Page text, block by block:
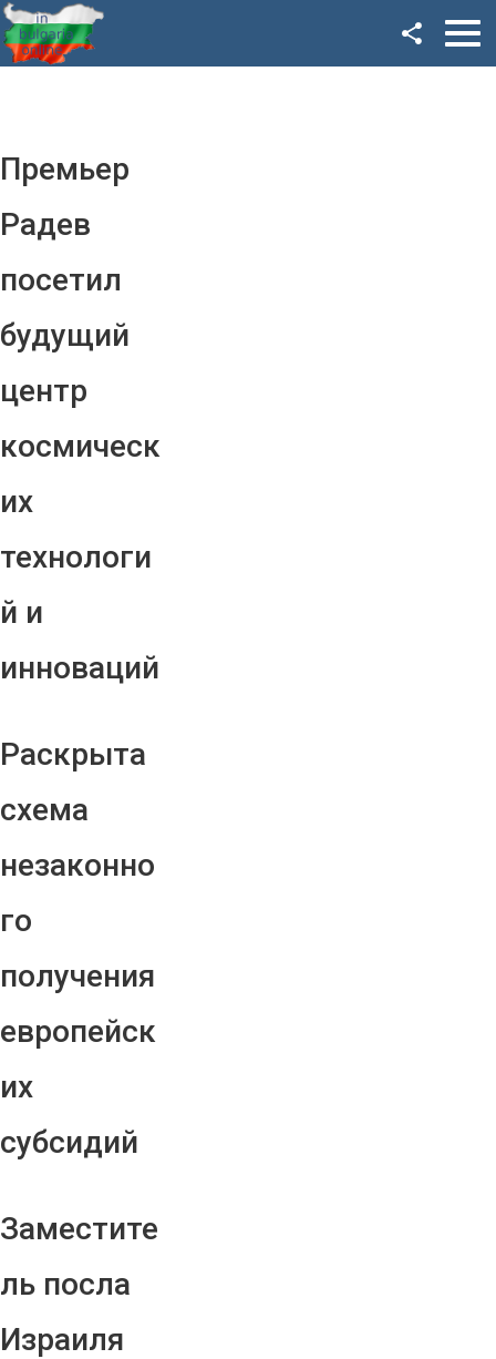
Премьер
Радев
посетил
будущий
центр
космическ
их
технологи
й и
инноваций
Раскрыта
схема
незаконно
го
получения
европейск
их
субсидий
Заместите
ль посла
Израиля